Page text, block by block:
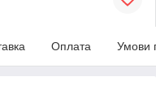
Оплата Умови